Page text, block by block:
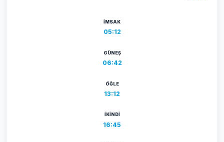
İMSAK
05:12
GÜNEŞ
06:42
ÖĞLE
13:12
İKINDI
16:45